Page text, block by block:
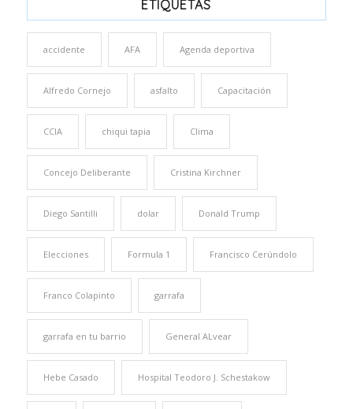
ETIQUETAS
accidente AFA Agenda deportiva
Alfredo Cornejo asfalto Capacitación
CCIA chiqui tapia Clima
Concejo Deliberante Cristina Kirchner
Diego Santilli dolar Donald Trump
Elecciones Formula 1 Francisco Cerúndolo
Franco Colapinto garrafa
garrafa en tu barrio General ALvear
Hebe Casado Hospital Teodoro J. Schestakow